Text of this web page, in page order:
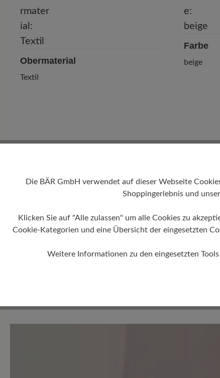
Obermaterial
Textil
Farbe
beige
0 von 0 Bewertungen
Die BÄR GmbH verwendet auf dieser Webseite
Shoppingerlebnis und
Klicken Sie auf "Alle zulassen" um alle Cookies zu
Cookie-Kategorien und eine Übersicht der eingesetzten
Weitere Informationen zu den eingesetzten